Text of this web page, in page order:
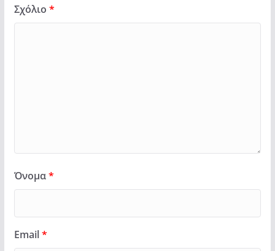
Σχόλιο *
Όνομα*
Email*